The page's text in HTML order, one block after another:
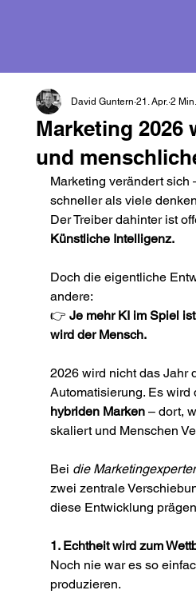
Marketing 2026
und
David Guntern 21. Apr. 2
Marketing verändert sich
schneller als viele
Der Treiber dahinter ist
Künstliche Intelligenz.
Doch die eigentliche
andere:
👉 Je mehr KI im Spiel
wird der Mensch.
2026 wird nicht das Jahr
Automatisierung. Es wird
hybriden Marken – dort,
skaliert und Menschen
Bei die
zwei zentrale
diese Entwicklung
1. Echtheit wird zum
Noch nie war es so
produzieren.